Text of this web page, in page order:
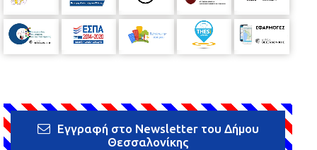
Εγγραφή στο Newsletter του Δήμου
Θεσσαλονίκης